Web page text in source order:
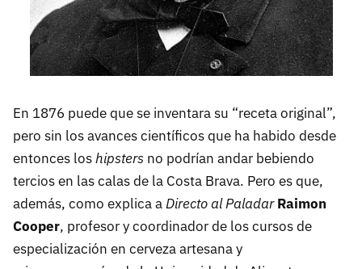
En 1876 puede que se inventara su “receta original”,
pero sin los avances científicos que ha habido desde
entonces loshipsters no podrían andar bebiendo
tercios en las calas de la Costa Brava. Pero es que,
además, como explica aDirecto al Paladar Raimon
Cooper, profesor y coordinador de los cursos de
especialización en cerveza artesana y